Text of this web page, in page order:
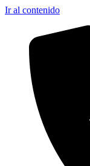
Ir al contenido